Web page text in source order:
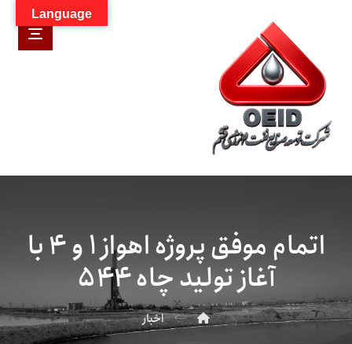
اتمام موفق پروژه اهواز ۱ و ۴ با
آغاز تولید چاه ۵۴۴
اخبار
Language